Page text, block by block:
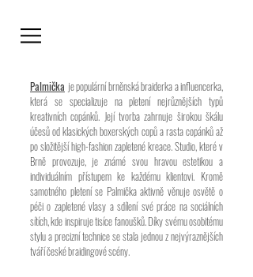
Palmička je populární brněnská braiderka a influencerka,
která se specializuje na pletení nejrůznějších typů
kreativních copánků. Její tvorba zahrnuje širokou škálu
účesů od klasických boxerských copů a rasta copánků až
po složitější high-fashion zapletené kreace. Studio, které v
Brně provozuje, je známé svou hravou estetikou a
individuálním přístupem ke každému klientovi. Kromě
samotného pletení se Palmička aktivně věnuje osvětě o
péči o zapletené vlasy a sdílení své práce na sociálních
sítích, kde inspiruje tisíce fanoušků. Díky svému osobitému
stylu a precizní technice se stala jednou z nejvýraznějších
tváří české braidingové scény.